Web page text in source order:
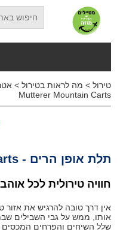
טירול > מה לראות בטירול >
Mutterer Mountain Carts
תלת אופן הרים - Mutterer Mountain Carts
חוויה טירולית לכל
אין דרך טובה להרגיש את אזור
אותו, ממש על גבי השבילים
שלל השיחים והפרחים המכסים